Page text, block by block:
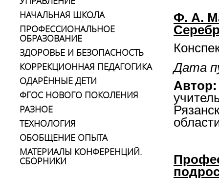
НАЧАЛЬНАЯ ШКОЛА
ПРОФЕССИОНАЛЬНОЕ
ОБРАЗОВАНИЕ
ЗДОРОВЬЕ И БЕЗОПАСНОСТЬ
КОРРЕКЦИОННАЯ ПЕДАГОГИКА
ОДАРЁННЫЕ ДЕТИ
ФГОС НОВОГО ПОКОЛЕНИЯ
РАЗНОЕ
ТЕХНОЛОГИЯ
ОБОБЩЕНИЕ ОПЫТА
МАТЕРИАЛЫ КОНФЕРЕНЦИЙ.
СБОРНИКИ
Ф. А.
Дата
Автор: